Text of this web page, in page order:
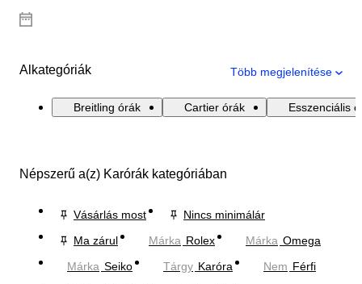
Alkategóriák Több megjelenítése
Breitling órák Cartier órák Esszenciális
Népszerű a(z) Karórák kategóriában
Vásárlás most
Nincs minimálár
Ma zárul
Márka Rolex Márka Omega
Márka Seiko Tárgy Karóra Nem Férfi